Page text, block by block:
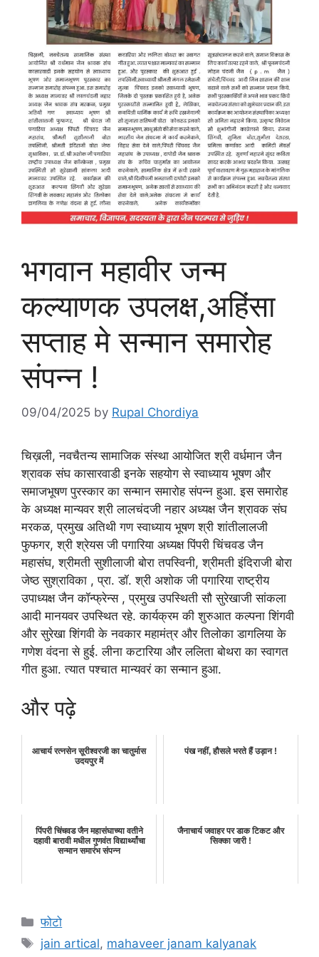
भगवान महावीर जन्म
कल्याणक उपलक्ष,अहिंसा
सप्ताह मे सन्मान समारोह
संपन्न !
09/04/2025 by Rupal Chordiya
चिख़ली, नवचैतन्य सामाजिक संस्था आयोजित श्री वर्धमान जैन
श्रावक संघ कासारवाडी इनके सहयोग से स्वाध्याय भूषण और
समाजभूषण पुरस्कार का सन्मान समारोह संपन्न हुआ. इस समारोह
के अध्यक्ष मान्यवर श्री लालचंदजी नहार अध्यक्ष जैन श्रावक संघ
मरकळ, प्रमुख अतिथी गण स्वाध्याय भूषण श्री शांतीलालजी
फु़फगर, श्री श्रेयस जी पगारिया अध्यक्ष पिंपरी चिंचवड जैन
महासंघ, श्रीमती सुशीलाजी बोरा तपस्विनी, श्रीमती इंदिराजी बोरा
जेष्ठ सुश्राविका , प्रा. डॉ. श्री अशोक जी पगारिया राष्ट्रीय
उपाध्यक्ष जैन कॉन्फ्रेन्स , प्रमुख उपस्थिती सौ सुरेखाजी सांकला
आदी मानयवर उपस्थित रहे. कार्यक्रम की शुरुआत कल्पना शिंगवी
और सुरेखा शिंगवी के नवकार महामंत्र और तिलोका डागलिया के
गणेश वंदना से हुई. लीना कटारिया और ललिता बोथरा का स्वागत
गीत हुआ. त्यात पश्चात मान्यवरं का सन्मान हुआ.
और पढ़े
आचार्य रत्नसेन सूरीश्वरजी का चातुर्मास
उदयपुर में
पंख नहीं, हौसले भरते हैं उड़ान !
पिंपरी चिंचवड जैन महासंघाच्या वतीने
दहावी बारावी मधील गुणवंत विद्यार्थ्यांचा
सन्मान समारंभ संपन्न
जैनाचार्य जवाहर पर डाक टिकट और
सिक्का जारी !
Categories
फोटो
Tags
jain artical, mahaveer janam kalyanak